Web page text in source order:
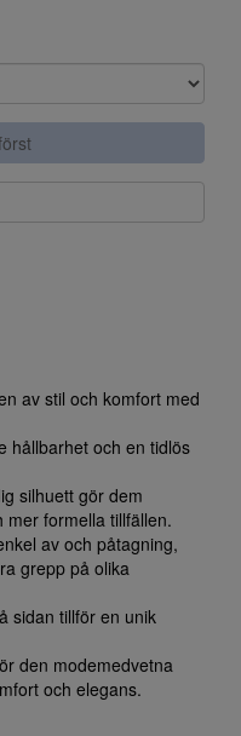
av stil och komfort med
hållbarhet och en tidlös
silhuett gör dem
mer formella tillfällen.
av och påtagning,
grepp på olika
sidan tillför en unik
den modemedvetna
och elegans.